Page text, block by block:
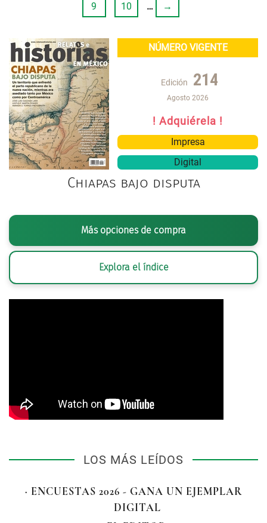
9 10 … →
NÚMERO VIGENTE
Edición 214
Agosto 2026
! Adquiérela !
Impresa
Digital
Chiapas bajo disputa
Más opciones de compra
Explora el índice
LOS MÁS LEÍDOS
· ENCUESTAS 2026 - GANA UN EJEMPLAR
DIGITAL